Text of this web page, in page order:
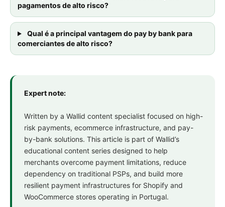
pagamentos de alto risco?
Qual é a principal vantagem do pay by bank para
comerciantes de alto risco?
Expert note:
Written by a Wallid content specialist focused on high-
risk payments, ecommerce infrastructure, and pay-
by-bank solutions. This article is part of Wallid’s
educational content series designed to help
merchants overcome payment limitations, reduce
dependency on traditional PSPs, and build more
resilient payment infrastructures for Shopify and
WooCommerce stores operating in Portugal.